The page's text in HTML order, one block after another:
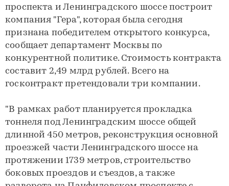
проспекта и Ленинградского шоссе построит
компания "Гера", которая была сегодня
признана победителем открытого конкурса,
сообщает департамент Москвы по
конкурентной политике. Стоимость контракта
составит 2,49 млрд рублей. Всего на
госконтракт претендовали три компании.
"В рамках работ планируется прокладка
тоннеля под Ленинградским шоссе общей
длинной 450 метров, реконструкция основной
проезжей части Ленинградского шоссе на
протяжении 1739 метров, строительство
боковых проездов и съездов, а также